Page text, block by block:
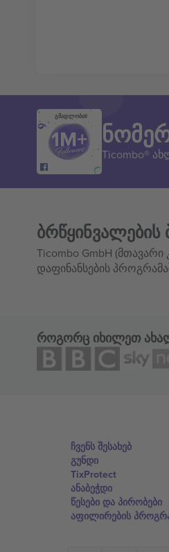
გმადლობთ!
Ticombo®
ბრწყინვალების
Ticombo GmbH
დაფინანსების
როგორც იხილეთ
ჩვენს შესახებ
გუნდი
TixProtect
ანაბეჭდი
წესები და პირობები
აფილირების